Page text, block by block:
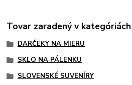
Tovar zaradený v kategóriách
DARČEKY NA MIERU
SKLO NA PÁLENKU
SLOVENSKÉ SUVENÍRY